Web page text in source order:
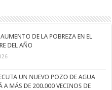
DE LA POBREZA EN EL
DEL AÑO
UN NUEVO POZO DE AGUA
A MÁS DE 200.000 VECINOS DE